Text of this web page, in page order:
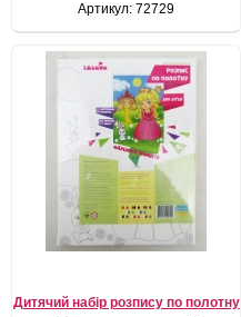
Артикул: 72729
Дитячий набір розпису по полотну